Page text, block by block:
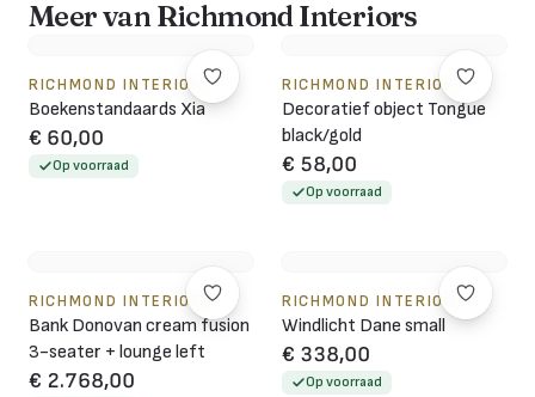
Meer van Richmond Interiors
RICHMOND INTERIORS
Boekenstandaards Xia
€ 60,00
Op voorraad
RICHMOND INTERIORS
Decoratief object Tongue
black/gold
€ 58,00
Op voorraad
RICHMOND INTERIORS
Bank Donovan cream fusion
3-seater + lounge left
€ 2.768,00
RICHMOND INTERIORS
Windlicht Dane small
€ 338,00
Op voorraad